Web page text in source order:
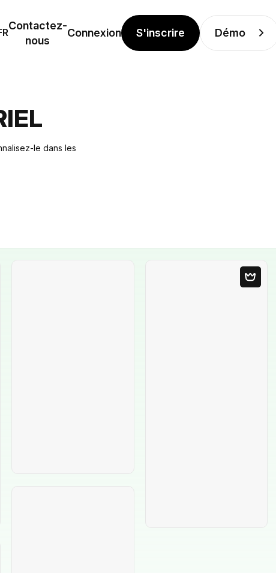
Contactez-
nous
Connexion S'inscrire Démo
le dans les